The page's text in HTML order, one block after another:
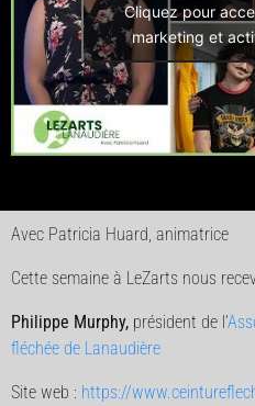
Cliquez pour
marketing et
Avec Patricia Huard, animatrice
Cette semaine à LeZarts nous
Philippe Murphy, président de l’
fléchée de Lanaudière
Site web : https://